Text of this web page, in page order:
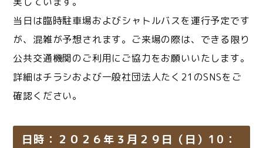
当日は臨時駐車場およびシャトルバスを運行予定です
が、混雑が予想されます。ご来場の際は、できる限り
公共交通機関のご利用にご協力をお願いいたします。
詳細はチラシおよび一般社団法人たく21のSNSをご
確認ください。
日時：２０２６年３月２９日（日）10：